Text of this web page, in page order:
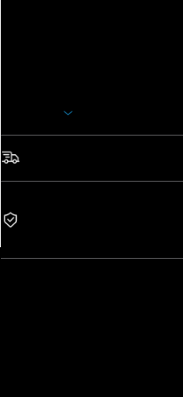
•Sensorer med brett
och temperatur